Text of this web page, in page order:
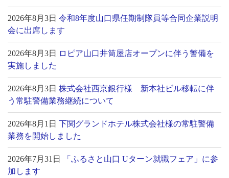
2026年8月3日 令和8年度山口県任期制隊員等合同企業説明
会に出席します
2026年8月3日
ロピア山口井筒屋店オープンに伴う警備を
実施しました
2026年8月3日 株式会社西京銀行様 新本社ビル移転に伴
う常駐警備業務継続について
2026年8月1日 下関グランドホテル株式会社様の常駐警備
業務を開始しました
2026年7月31日
「ふるさと山口 Uターン就職フェア」に参
加します